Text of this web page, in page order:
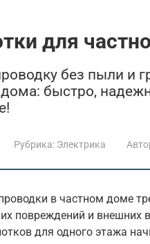
для
без пыли и
быстро,
Рубрика: Электрика
в частном доме
повреждений и внешних
для одного этажа